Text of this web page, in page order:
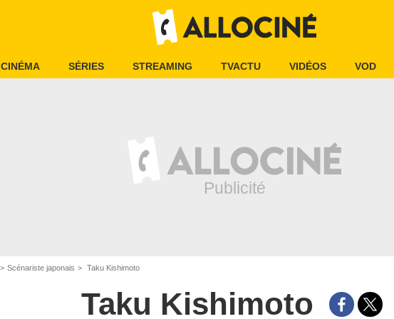
CINÉMA SÉRIES STREAMING TVACTU VIDÉOS VOD
Scénariste japonais Taku Kishimoto
Taku Kishimoto